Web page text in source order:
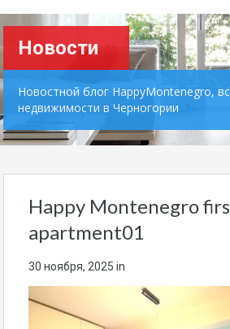
Новости
Новостной блог HappyMontenegro,
недвижимости в Черногории
Happy Montenegro
apartment01
30 ноября, 2025 in